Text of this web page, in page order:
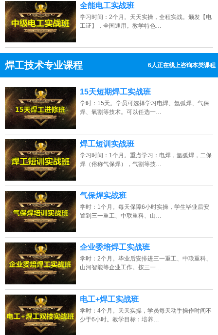
全能电工实战班
学习时间：2个月。天天实操，全程实战。颁发【电
工证】，全国通用。教学特色…
焊工技术专业课程 6人正在线上咨询本类课程
点击免费咨询电话：13807313137
15天短期焊工实战班
学时：15天。学员可选择学习电焊、氩弧焊、气保
焊、氧割等技术。可以任选一…
焊工短训实战班
学习时间：1个月。重点学习：电焊，氩弧焊，二保
焊（俗称气保焊），气割等技…
气保焊实战班
学时：1个月。每天保障6小时实操，学生毕业后安
置到三一重工、中联重科、山…
企业委培焊工实战班
学时：2个月。毕业后安排进三一重工、中联重科、
山河智能等企业工作。按三一…
电工+焊工实战班
学时：4个月。天天实操，学员每天动手操作时间不
少于6小时。教学目标：培养…